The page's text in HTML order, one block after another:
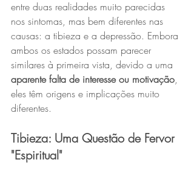
entre duas realidades muito parecidas
nos sintomas, mas bem diferentes nas
causas: a tibieza e a depressão. Embora
ambos os estados possam parecer
similares à primeira vista, devido a uma
aparente falta de interesse ou motivação,
eles têm origens e implicações muito
diferentes.
Tibieza: Uma Questão de Fervor
"Espiritual"